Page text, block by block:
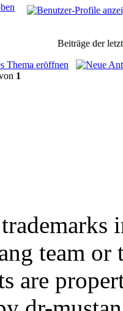
Beiträge der
1
team or
are